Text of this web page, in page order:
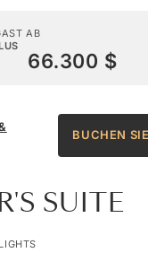
AB
66.300 $
BUCHEN
SUITE